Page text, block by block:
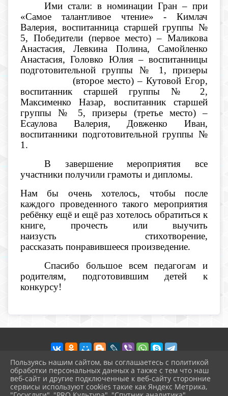
Ими стали: в номинации Гран – при
«Самое талантливое чтение» - Кимлач
Валерия, воспитанница старшей группы №
5, Победители (первое место) – Маликова
Анастасия, Левкина Полина, Самойленко
Анастасия, Головко Юлия – воспитанницы
подготовительной группы № 1, призеры
(второе место) – Кутовой Егор,
воспитанник старшей группы № 2,
Максименко Назар, воспитанник старшей
группы № 5, призеры (третье место) –
Есаулова Валерия, Довженко Иван,
воспитанники подготовительной группы №
1.
В завершение мероприятия все
участники получили грамоты и дипломы.
Нам бы очень хотелось, чтобы после
каждого проведенного такого мероприятия
ребёнку ещё и ещё раз хотелось обратиться к
книге, прочесть или выучить
наизусть стихотворение,
рассказать понравившееся произведение.
Спасибо большое всем педагогам и
родителям, подготовившим детей к
конкурсу!
2026 г. raduga-ds5.uo-moshr.ru
Вход
Пользуясь нашим сайтом, вы соглашаетесь с политикой
обработки персональных данных а также с тем что наш
веб-сайт и другие подключенные к веб-сайту сторонние
сервисы используют cookies такие как Яндекс Метрика,